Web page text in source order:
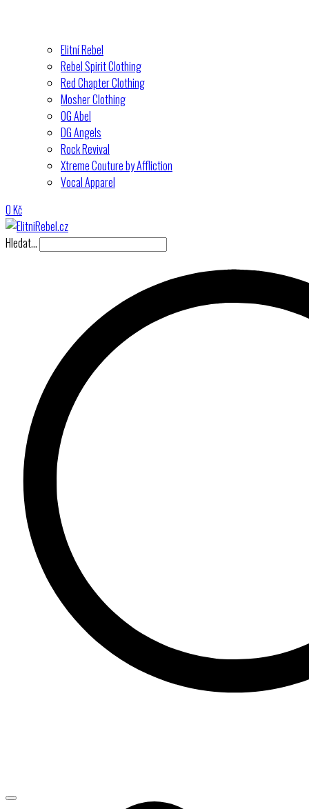
Elitní Rebel
Rebel Spirit Clothing
Red Chapter Clothing
Mosher Clothing
OG Abel
DG Angels
Rock Revival
Xtreme Couture by Affliction
Vocal Apparel
0Kč
Hledat…